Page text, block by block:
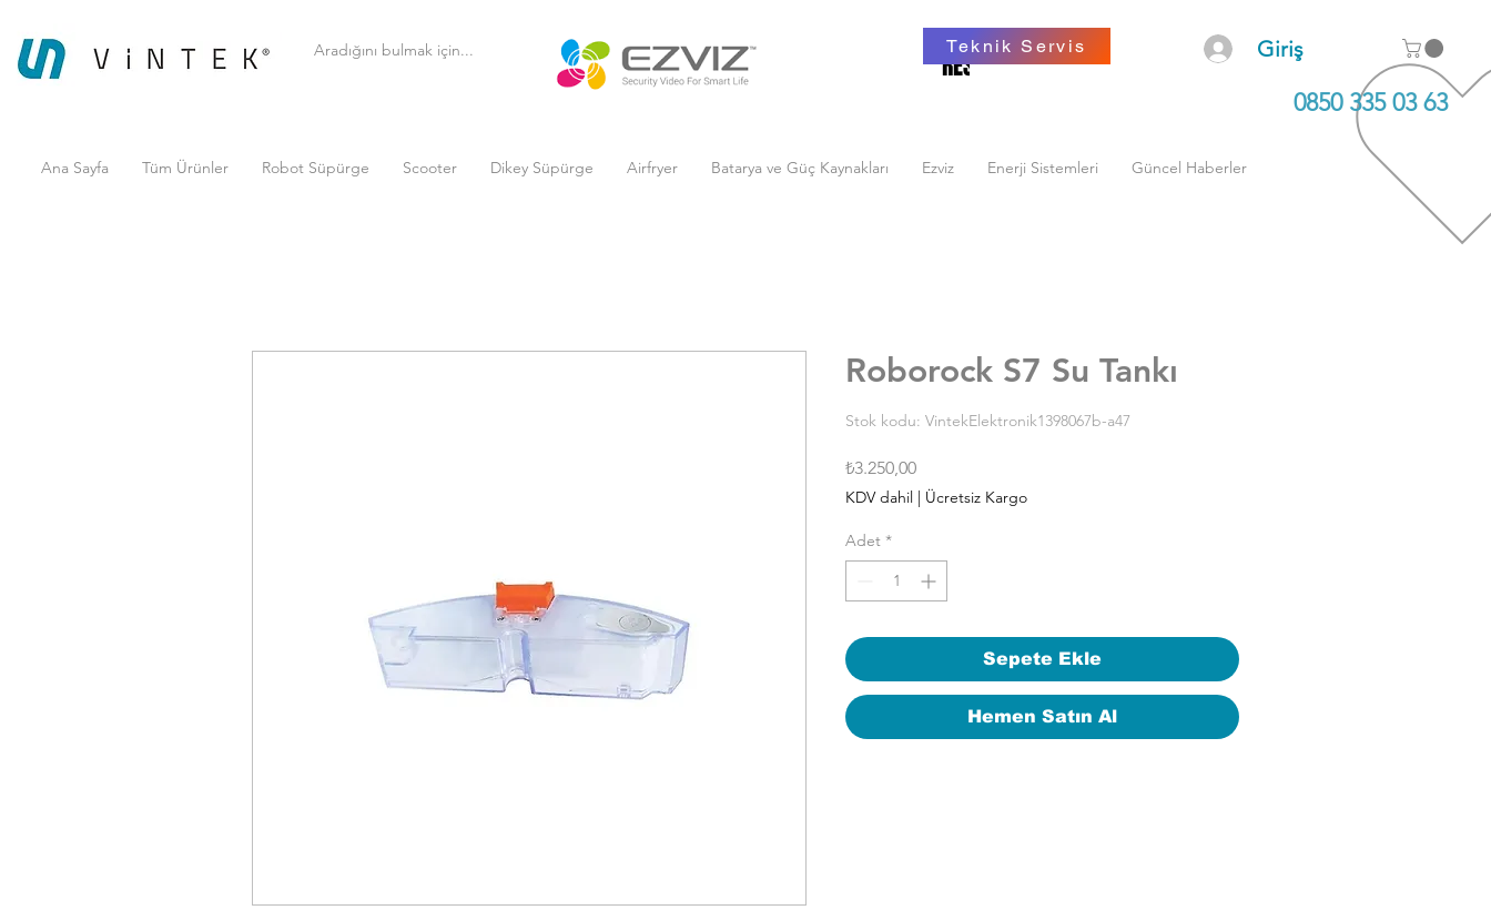
ENERJİ SİSTEMLERİ
RESMİ DİSTRİBÜTÖR VE YETKİLİ SERVİSİ
ENERJİ SİSTEMLERİ
RESMİ DİSTRİBÜTÖR VE YETKİLİ SERVİSİ
Teknik Servis Giriş
0850 335 03 63
Ana Sayfa Tüm Ürünler Robot Süpürge Scooter Dikey Süpürge Airfryer Batarya ve Güç Kaynakları Ezviz Enerji Sistemleri Güncel Haberler
Roborock S7 Su Tankı
Stok kodu: VintekElektronik1398067b-a47
₺3.250,00Fiyat
KDV dahil | Ücretsiz Kargo
Adet *
Sepete Ekle
Hemen Satın Al